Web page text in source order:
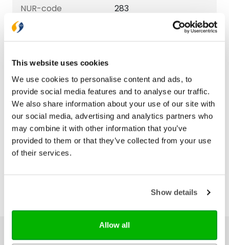
This website uses cookies
We use cookies to personalise content and ads, to
provide social media features and to analyse our traffic.
We also share information about your use of our site with
our social media, advertising and analytics partners who
may combine it with other information that you’ve
provided to them or that they’ve collected from your use
of their services.
Show details
Allow all
NUR-code
283
Aantal pagina's
Verschijningsdatum
Bezorging binnen 1–2 werkdagen
Gratis verzending vanaf € 20,-
Gratis retourneren
Ons hele assortiment